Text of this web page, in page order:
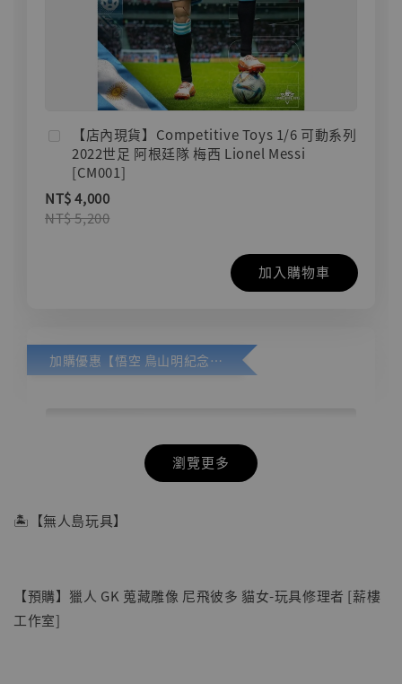
【店內現貨】Competitive Toys 1/6 可動系列
2022世足 阿根廷隊 梅西 Lionel Messi
[CM001]
NT$ 4,000
NT$ 5,200
加入購物車
加購優惠【悟空 鳥山明紀念款 [奇蹟工作室]】
瀏覽更多
🏝【無人島玩具】
【預購】獵人 GK 蒐藏雕像 尼飛彼多 貓女-玩具修理者 [薪樓
工作室]